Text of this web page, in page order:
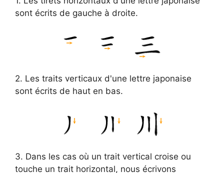
sont écrits de gauche à droite.
2. Les traits verticaux d'une lettre japonaise
sont écrits de haut en bas.
3. Dans les cas où un trait vertical croise ou
touche un trait horizontal, nous écrivons